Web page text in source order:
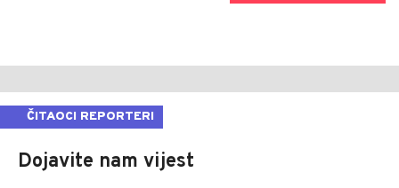
ČITAOCI REPORTERI
Dojavite nam vijest